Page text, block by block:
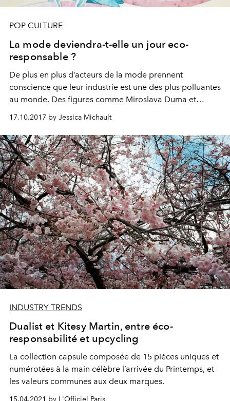
POP CULTURE
La mode deviendra-t-elle un jour eco-
responsable ?
De plus en plus d’acteurs de la mode prennent
conscience que leur industrie est une des plus polluantes
au monde. Des figures comme Miroslava Duma et
François Pinault favorisent le développement de
nouvelles technologies permettant d’envisager un avenir
eco-responsable.
17.10.2017 by Jessica Michault
INDUSTRY TRENDS
Dualist et Kitesy Martin, entre éco-
responsabilité et upcycling
La collection capsule composée de 15 pièces uniques et
numérotées à la main célèbre l’arrivée du Printemps, et
les valeurs communes aux deux marques.